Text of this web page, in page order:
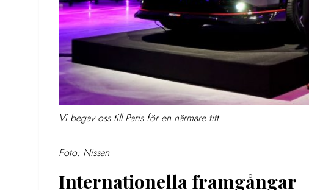
Vi begav oss till Paris för en närmare titt.
Foto: Nissan
Internationella framgångar